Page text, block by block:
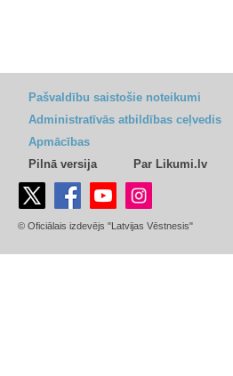
Pašvaldību saistošie noteikumi
Administratīvās atbildības ceļvedis
Apmācības
Pilnā versija
Par Likumi.lv
© Oficiālais izdevējs "Latvijas Vēstnesis"